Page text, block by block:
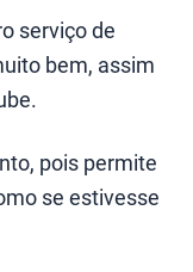
serviço de
bem, assim
pois permite
se estivesse